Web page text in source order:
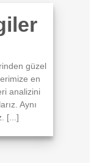
güzel
en
analizini
Aynı
[...]